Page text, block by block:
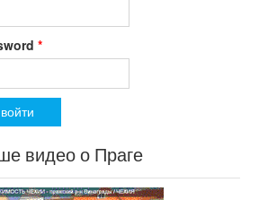
*
видео о Праге